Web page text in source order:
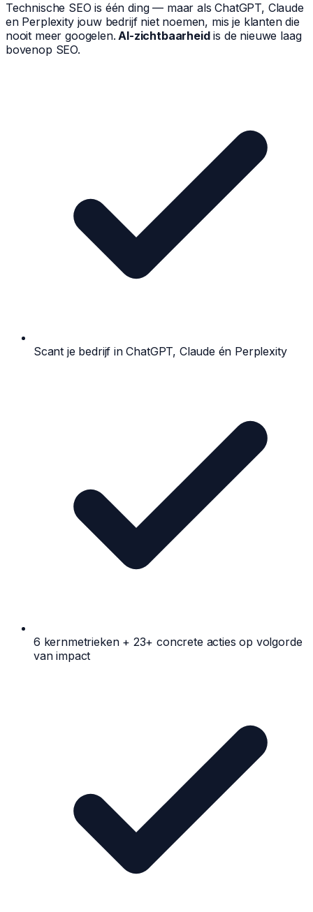
Technische SEO is één ding — maar als ChatGPT, Claude
en Perplexity jouw bedrijf niet noemen, mis je klanten die
nooit meer googelen. AI-zichtbaarheidis de nieuwe laag
bovenop SEO.
Scant je bedrijf in ChatGPT, Claude én Perplexity
6 kernmetrieken + 23+ concrete acties op volgorde
van impact